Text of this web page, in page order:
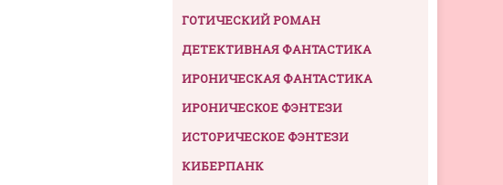
ГОТИЧЕСКИЙ РОМАН
ДЕТЕКТИВНАЯ ФАНТАСТИКА
ИРОНИЧЕСКАЯ ФАНТАСТИКА
ИРОНИЧЕСКОЕ ФЭНТЕЗИ
ИСТОРИЧЕСКОЕ ФЭНТЕЗИ
КИБЕРПАНК